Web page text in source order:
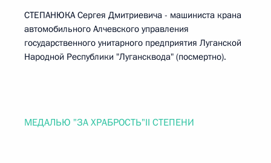
СТЕПАНЮКА Сергея Дмитриевича - машиниста крана
автомобильного Алчевского управления
государственного унитарного предприятия Луганской
Народной Республики "Лугансквода" (посмертно).
МЕДАЛЬЮ "ЗА ХРАБРОСТЬ"II СТЕПЕНИ